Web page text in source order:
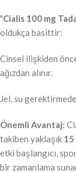
"Cialis 100 mg
oldukça basittir:
Cinsel ilişkiden
ağızdan alınır.
Jel, su
Önemli Avantaj:
takiben yaklaşık 15
etki başlangıcı,
bir zamanlama